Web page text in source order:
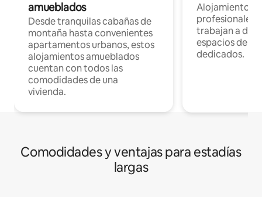
amueblados
Desde tranquilas cabañas de
montaña hasta convenientes
apartamentos urbanos, estos
alojamientos amueblados
cuentan con todos las
comodidades de una
vivienda.
Alojamientos
profesionales
trabajan a
espacios de
dedicados.
Comodidades y ventajas para estadías
largas